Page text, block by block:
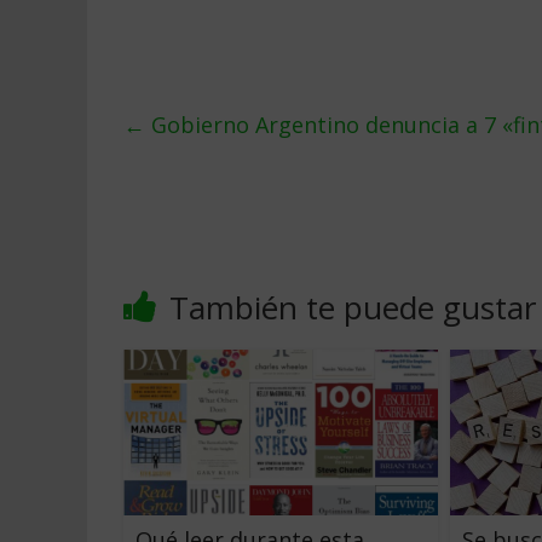
← Gobierno Argentino denuncia a 7
También te puede gustar